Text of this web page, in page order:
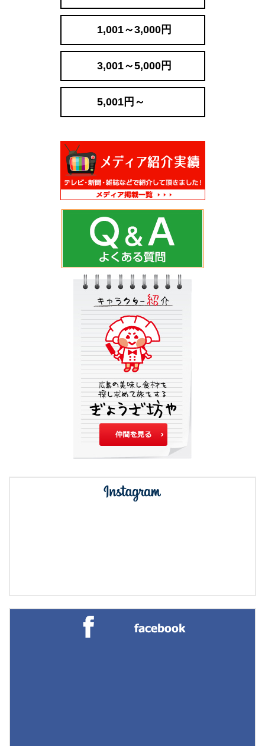
1,001～3,000円
3,001～5,000円
5,001円～